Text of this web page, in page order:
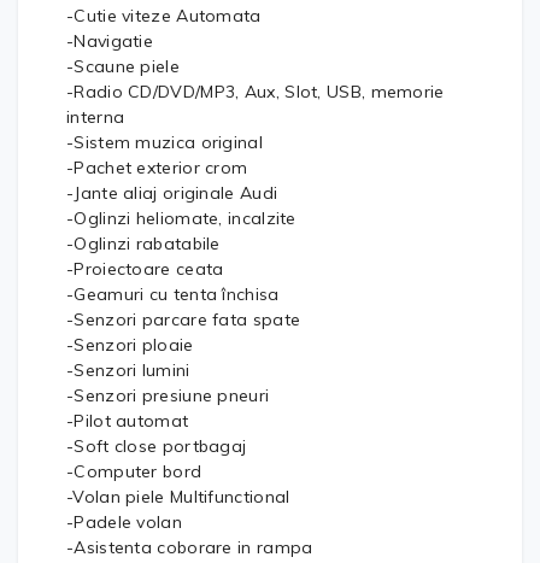
-Cutie viteze Automata
-Navigatie
-Scaune piele
-Radio CD/DVD/MP3, Aux, Slot, USB, memorie
interna
-Sistem muzica original
-Pachet exterior crom
-Jante aliaj originale Audi
-Oglinzi heliomate, incalzite
-Oglinzi rabatabile
-Proiectoare ceata
-Geamuri cu tenta închisa
-Senzori parcare fata spate
-Senzori ploaie
-Senzori lumini
-Senzori presiune pneuri
-Pilot automat
-Soft close portbagaj
-Computer bord
-Volan piele Multifunctional
-Padele volan
-Asistenta coborare in rampa